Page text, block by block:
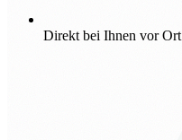
Direkt bei Ihnen vor Ort